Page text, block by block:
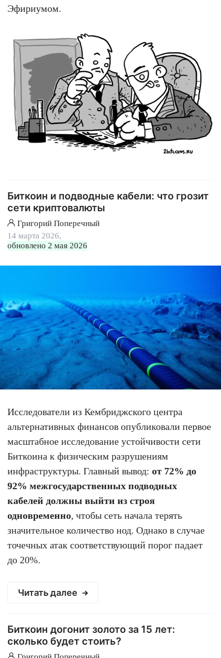
Эфириумом.
Биткоин и подводные кабели: что грозит
сети криптовалюты
Григорий Поперечный
14 марта 2026,
обновлено 2 мая 2026
Исследователи из Кембриджского центра
альтернативных финансов опубликовали первое
масштабное исследование устойчивости сети
Биткоина к физическим разрушениям
инфраструктуры. Главный вывод: от 72% до
92% межгосударственных подводных
кабелей должны выйти из строя
одновременно, чтобы сеть начала терять
значительное количество нод. Однако в случае
точечных атак соответствующий порог падает
до 20%.
Читать далее
Биткоин догонит золото за 15 лет:
сколько будет стоить?